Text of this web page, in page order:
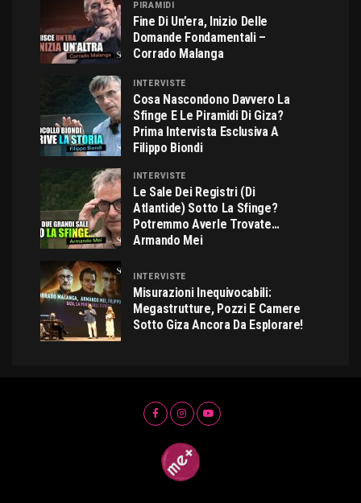
PIRAMIDI
Fine Di Un’era, Inizio Delle
Domande Fondamentali –
Corrado Malanga
INTERVISTE
Cosa Nascondono Davvero La
Sfinge E Le Piramidi Di Giza?
Prima Intervista Esclusiva A
Filippo Biondi
INTERVISTE
Le Sale Dei Registri (di
Atlantide) Sotto La Sfinge?
Potremmo Averle Trovate…
Armando Mei
INTERVISTE
Misurazioni Inequivocabili:
Megastrutture, Pozzi E Camere
Sotto Giza Ancora Da Esplorare!